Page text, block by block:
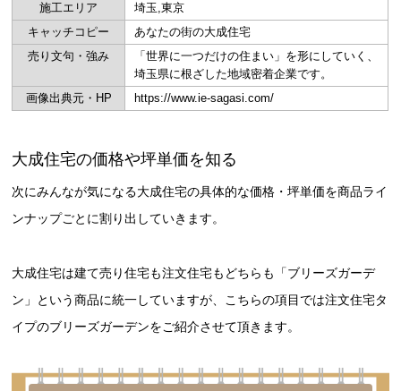
施工エリア
埼玉,東京
キャッチコピー
あなたの街の大成住宅
売り文句・強み
「世界に一つだけの住まい」を形にしていく、
埼玉県に根ざした地域密着企業です。
画像出典元・HP
https://www.ie-sagasi.com/
大成住宅の価格や坪単価を知る
次にみんなが気になる大成住宅の具体的な価格・坪単価を商品ライ
ンナップごとに割り出していきます。
大成住宅は建て売り住宅も注文住宅もどちらも「ブリーズガーデ
ン」という商品に統一していますが、こちらの項目では注文住宅タ
イプのブリーズガーデンをご紹介させて頂きます。